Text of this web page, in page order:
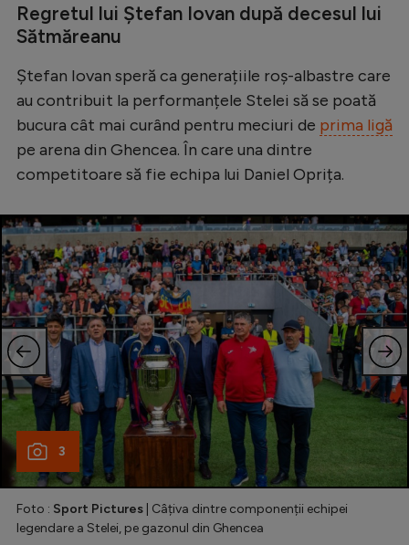
Tenis
Handbal
Natație
Formula 1
Gimnastică
Rugby
Ciclism
Alte sporturi
JO 2024
JO 2026
Intră în cont
Creează cont
Regretul lui Ștefan Iovan după decesul lui
Sătmăreanu
Ștefan Iovan speră ca generațiile roș-albastre care
au contribuit la performanțele Stelei să se poată
bucura cât mai curând pentru meciuri de prima ligă
pe arena din Ghencea. În care una dintre
competitoare să fie echipa lui Daniel Oprița.
3
Foto : Sport Pictures | Câțiva dintre componenții echipei
legendare a Stelei, pe gazonul din Ghencea